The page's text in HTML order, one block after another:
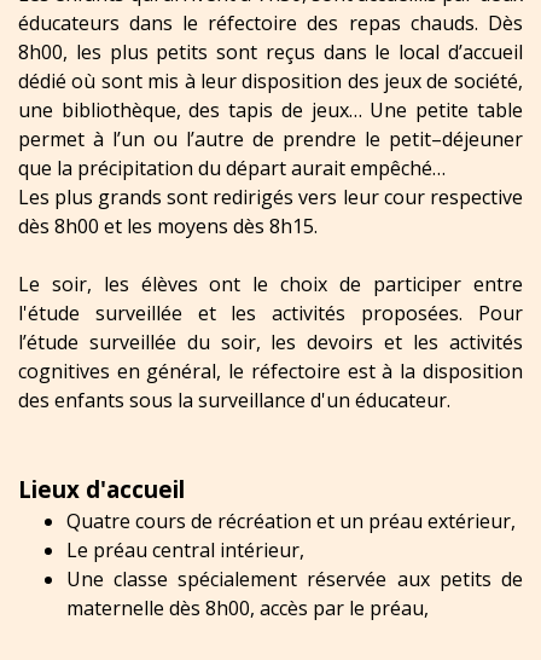
éducateurs dans le réfectoire des repas chauds. Dès
8h00, les plus petits sont reçus dans le local d’accueil
dédié où sont mis à leur disposition des jeux de société,
une bibliothèque, des tapis de jeux… Une petite table
permet à l’un ou l’autre de prendre le petit–déjeuner
que la précipitation du départ aurait empêché…
Les plus grands sont redirigés vers leur cour respective
dès 8h00 et les moyens dès 8h15.
Le soir, les élèves ont le choix de participer entre
l'étude surveillée et les activités proposées. Pour
l’étude surveillée du soir, les devoirs et les activités
cognitives en général, le réfectoire est à la disposition
des enfants sous la surveillance d'un éducateur.
Lieux d'accueil
Quatre cours de récréation et un préau extérieur,
Le préau central intérieur,
Une classe spécialement réservée aux petits de
maternelle dès 8h00, accès par le préau,